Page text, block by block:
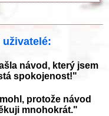
návod, který jsem
spokojenost!"
protože návod
mnohokrát."